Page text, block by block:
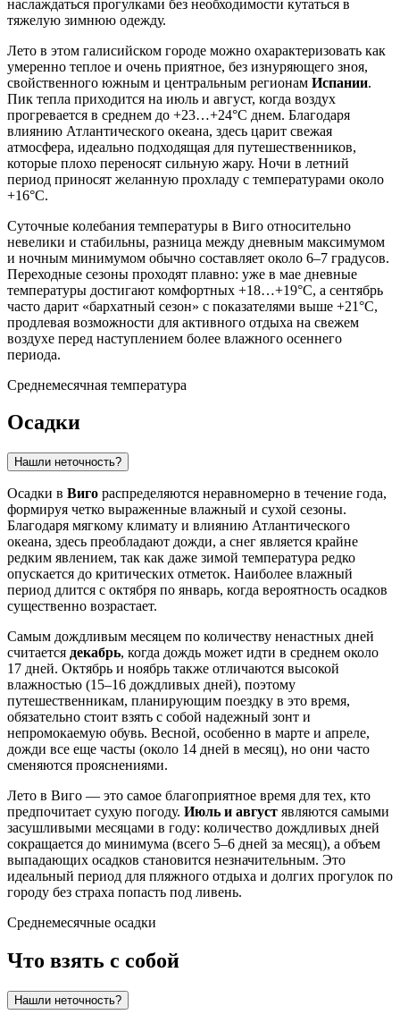
наслаждаться прогулками без необходимости кутаться в
тяжелую зимнюю одежду.
Лето в этом галисийском городе можно охарактеризовать как
умеренно теплое и очень приятное, без изнуряющего зноя,
свойственного южным и центральным регионам Испании.
Пик тепла приходится на июль и август, когда воздух
прогревается в среднем до +23…+24°C днем. Благодаря
влиянию Атлантического океана, здесь царит свежая
атмосфера, идеально подходящая для путешественников,
которые плохо переносят сильную жару. Ночи в летний
период приносят желанную прохладу с температурами около
+16°C.
Суточные колебания температуры в Виго относительно
невелики и стабильны, разница между дневным максимумом
и ночным минимумом обычно составляет около 6–7 градусов.
Переходные сезоны проходят плавно: уже в мае дневные
температуры достигают комфортных +18…+19°C, а сентябрь
часто дарит «бархатный сезон» с показателями выше +21°C,
продлевая возможности для активного отдыха на свежем
воздухе перед наступлением более влажного осеннего
периода.
Среднемесячная температура
Осадки
Нашли неточность?
Осадки в Виго распределяются неравномерно в течение года,
формируя четко выраженные влажный и сухой сезоны.
Благодаря мягкому климату и влиянию Атлантического
океана, здесь преобладают дожди, а снег является крайне
редким явлением, так как даже зимой температура редко
опускается до критических отметок. Наиболее влажный
период длится с октября по январь, когда вероятность осадков
существенно возрастает.
Самым дождливым месяцем по количеству ненастных дней
считается декабрь, когда дождь может идти в среднем около
17 дней. Октябрь и ноябрь также отличаются высокой
влажностью (15–16 дождливых дней), поэтому
путешественникам, планирующим поездку в это время,
обязательно стоит взять с собой надежный зонт и
непромокаемую обувь. Весной, особенно в марте и апреле,
дожди все еще часты (около 14 дней в месяц), но они часто
сменяются прояснениями.
Лето в Виго — это самое благоприятное время для тех, кто
предпочитает сухую погоду. Июль и август являются самыми
засушливыми месяцами в году: количество дождливых дней
сокращается до минимума (всего 5–6 дней за месяц), а объем
выпадающих осадков становится незначительным. Это
идеальный период для пляжного отдыха и долгих прогулок по
городу без страха попасть под ливень.
Среднемесячные осадки
Что взять с собой
Нашли неточность?